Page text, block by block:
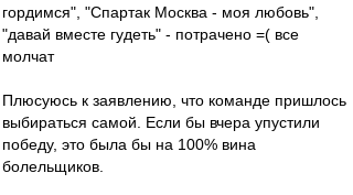
гордимся", "Спартак Москва - моя любовь",
"давай вместе гудеть" - потрачено =( все
молчат
Плюсуюсь к заявлению, что команде пришлось
выбираться самой. Если бы вчера упустили
победу, это была бы на 100% вина
болельщиков.